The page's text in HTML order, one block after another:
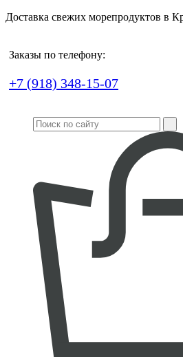
Доставка свежих морепродуктов в
Заказы по телефону:
+7 (918) 348-15-07